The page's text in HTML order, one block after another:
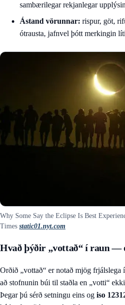
sambærilegar rekjanlegar
Ástand vörunnar: rispur, göt,
ótrausta, jafnvel þótt merkingin
Why Some Say the Eclipse Is Best
Times static01.nyt.com
Hvað þýðir „vottað“ í raun —
Orðið „vottað“ er notað mjög frjálslega
að stofnunin búi til staðla en „votti“
Þegar þú sérð setningu eins og iso